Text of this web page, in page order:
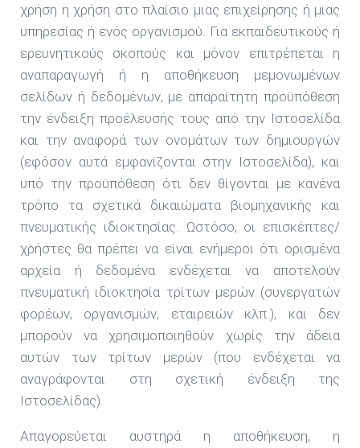
χρήση η χρήση στο πλαίσιο μιας επιχείρησης ή μιας
υπηρεσίας ή ενός οργανισμού. Για εκπαιδευτικούς ή
ερευνητικούς σκοπούς και μόνον επιτρέπεται η
αναπαραγωγή ή η αποθήκευση μεμονωμένων
σελίδων ή δεδομένων, με απαραίτητη προϋπόθεση
την ένδειξη προέλευσής τους από την Ιστοσελίδα
και την αναφορά των ονομάτων των δημιουργών
(εφόσον αυτά εμφανίζονται στην Ιστοσελίδα), και
υπό την προϋπόθεση ότι δεν θίγονται με κανένα
τρόπο τα σχετικά δικαιώματα βιομηχανικής και
πνευματικής ιδιοκτησίας. Ωστόσο, οι επισκέπτες/
χρήστες θα πρέπει να είναι ενήμεροι ότι ορισμένα
αρχεία ή δεδομένα ενδέχεται να αποτελούν
πνευματική ιδιοκτησία τρίτων μερών (συνεργατών
φορέων, οργανισμών, εταιρειών κλπ.), και δεν
μπορούν να χρησιμοποιηθούν χωρίς την άδεια
αυτών των τρίτων μερών (που ενδέχεται να
αναγράφονται στη σχετική ένδειξη της
Ιστοσελίδας).
Απαγορεύεται αυστηρά η αποθήκευση, η